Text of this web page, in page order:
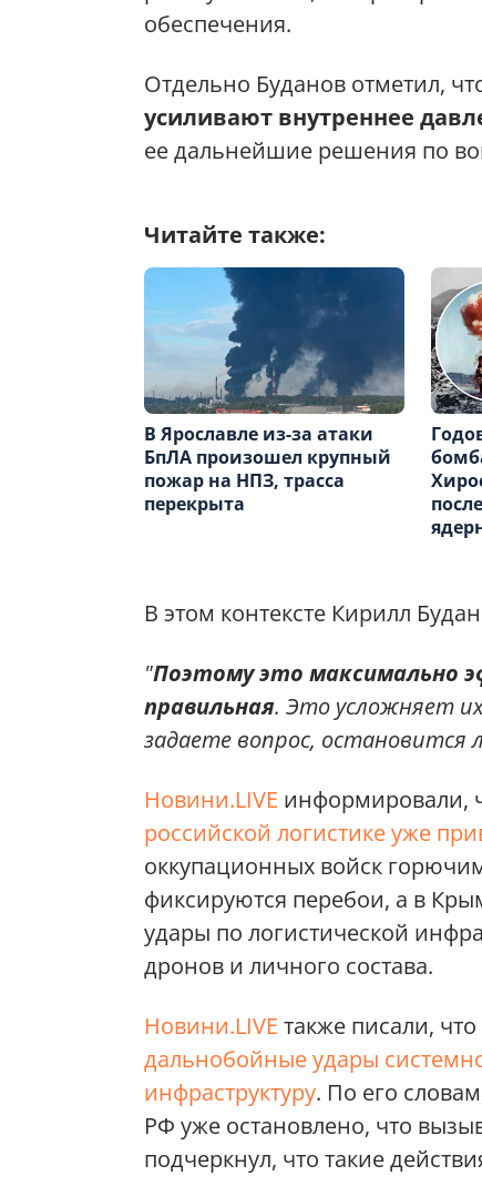
обеспечения.
Отдельно Буданов отметил,
усиливают внутреннее
ее дальнейшие решения по
Читайте также:
В Ярославле из-за атаки
БпЛА произошел крупный
пожар на НПЗ, трасса
перекрыта
В этом контексте Кирилл
"Поэтому это максимально
правильная. Это усложняет
задаете вопрос, остановится
Новини.LIVE информировали,
российской логистике уже
оккупационных войск
фиксируются перебои, а в
удары по логистической
дронов и личного состава.
Новини.LIVE также писали,
дальнобойные удары
инфраструктуру. По его
РФ уже остановлено, что
подчеркнул, что такие